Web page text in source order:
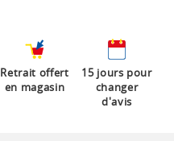
Retrait offert
en magasin
15 jours pour
changer
d'avis